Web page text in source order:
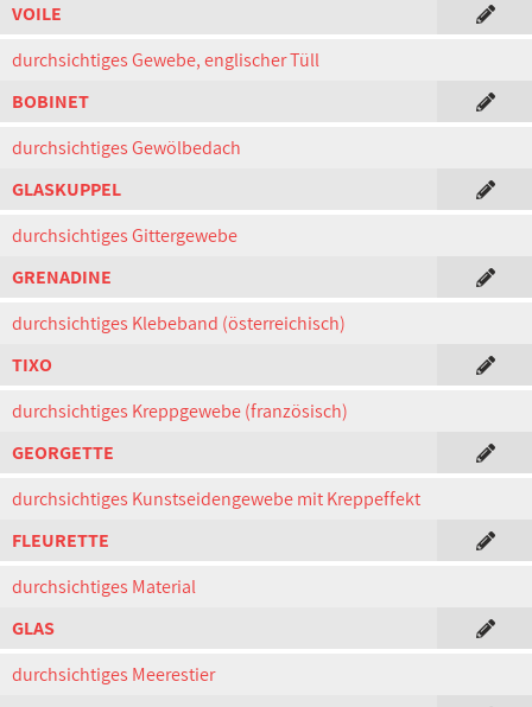
VOILE
durchsichtiges Gewebe, englischer Tüll
BOBINET
durchsichtiges Gewölbedach
GLASKUPPEL
durchsichtiges Gittergewebe
GRENADINE
durchsichtiges Klebeband (österreichisch)
TIXO
durchsichtiges Kreppgewebe (französisch)
GEORGETTE
durchsichtiges Kunstseidengewebe mit Kreppeffekt
FLEURETTE
durchsichtiges Material
GLAS
durchsichtiges Meerestier